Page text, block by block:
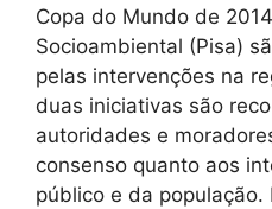
Copa do Mundo de
Socioambiental (Pisa)
pelas intervenções na
duas iniciativas são
autoridades e
consenso quanto aos
público e da